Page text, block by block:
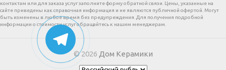
контактам или для заказа услуг заполните форму обратной связи. Цены, указанные на
сайте приведены как справочная информация и не являются публичной офертой. Могут
быть изменены в любое время без предупреждения. Для получения подробной
информации о стоимости услуг обращайтесь к нашим менеджерам.
© 2026 Дом Керамики